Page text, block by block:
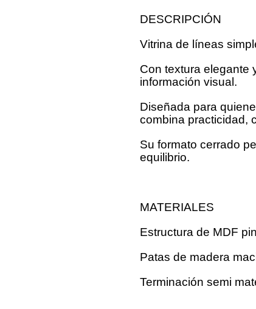
DESCRIPCIÓN
Vitrina de líneas
Con textura elegante
información visual.
Diseñada para
combina practicidad,
Su formato cerrado
equilibrio.
MATERIALES
Estructura de MDF
Patas de madera
Terminación semi